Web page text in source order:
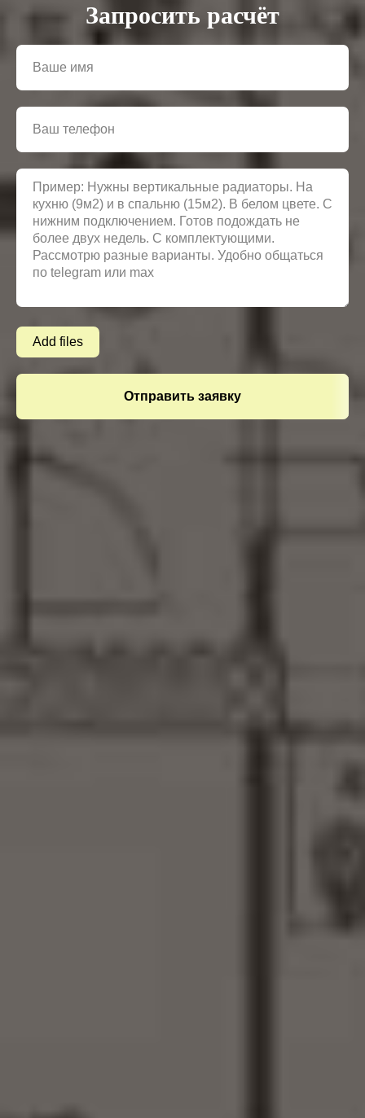
Запросить расчёт
Add files
Отправить заявку